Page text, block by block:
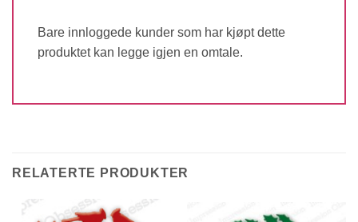
Bare innloggede kunder som har kjøpt dette
produktet kan legge igjen en omtale.
RELATERTE PRODUKTER